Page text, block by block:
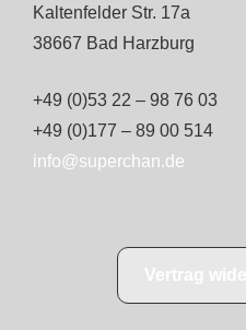
Kaltenfelder Str. 17a
38667 Bad Harzburg
+49 (0)53 22 – 98 76 03
+49 (0)177 – 89 00 514
info@superchan.de